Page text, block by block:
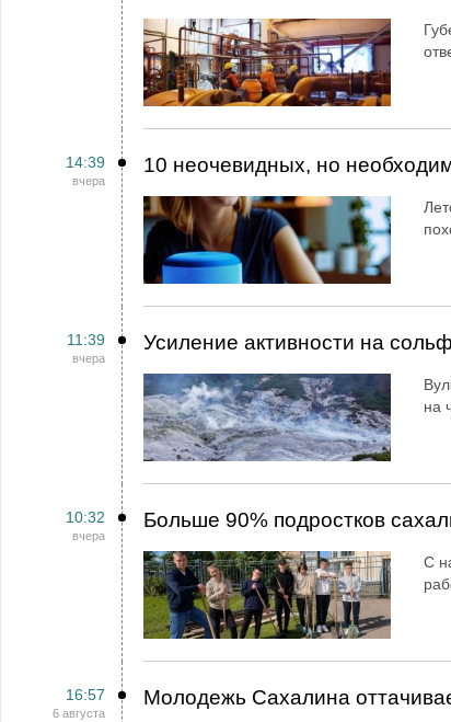
14:39
вчера
10 неочевидных, но
11:39
вчера
Усиление активности на
на
10:32
вчера
Больше 90% подростков
С
16:57
6 августа
Молодежь Сахалина